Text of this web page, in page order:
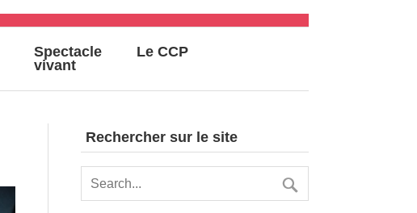
Spectacle
vivant
Le CCP
Rechercher sur le site